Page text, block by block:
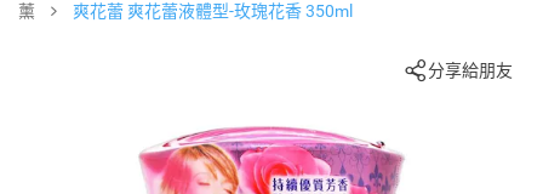
薰
爽花蕾 爽花蕾液體型-玫瑰花香 350ml
分享給朋友